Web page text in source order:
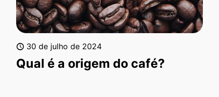
30 de julho de 2024
Qual é a origem do café?